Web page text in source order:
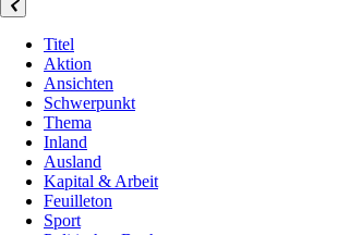
Titel
Aktion
Ansichten
Schwerpunkt
Thema
Inland
Ausland
Kapital & Arbeit
Feuilleton
Sport